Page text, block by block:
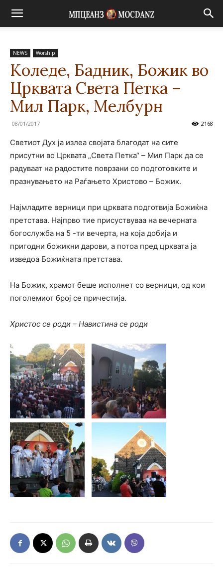
NEWS Worship
Коледе, Бадник, Божик во
Црквата Света Петка –
Мил Парк, Мелбурн
08/01/2017 2168
Светиот Дух ја излеа својата благодат на сите
присутни во Црквата „Света Петка“ – Мил Парк да се
радуваат на радостите поврзани со подготовките и
празнувањето на Раѓањето Христово – Божик.
Најмладите верници при црквата подготвија Божиќна
претстава. Најпрво тие присуствуваа на вечерната
богослужба на 5 -ти вечерта, на која добија и
пригодни божикни дарови, а потоа пред црквата ја
изведоа Божиќната претстава.
На Божик, храмот беше исполнет со верници, од кои
поголемиот број се причестија.
Христос се роди – Навистина се роди